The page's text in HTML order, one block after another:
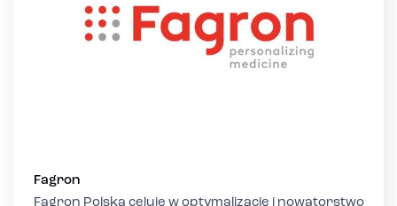
Fagron
Fagron Polska celuje w optymalizację i nowatorstwo